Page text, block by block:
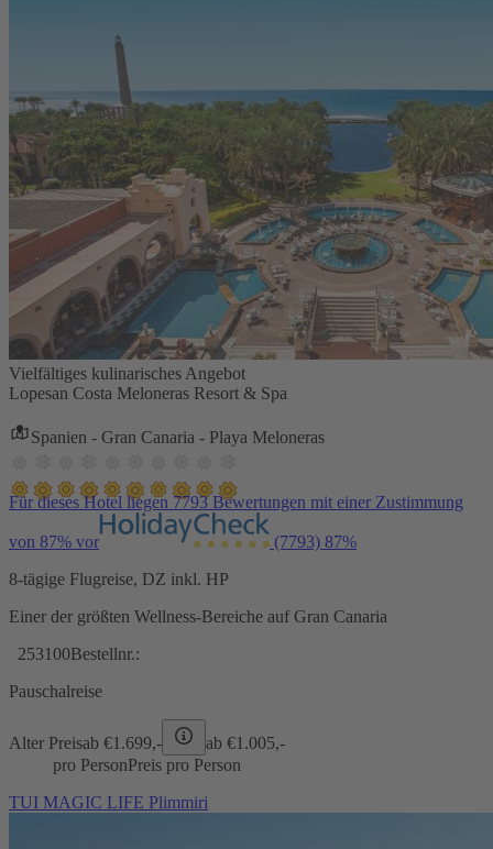
Vielfältiges kulinarisches Angebot
Lopesan Costa Meloneras Resort & Spa
Spanien - Gran Canaria - Playa Meloneras
Für dieses Hotel liegen 7793 Bewertungen mit einer Zustimmung
von 87% vor (7793) 87%
8-tägige Flugreise, DZ inkl. HP
Einer der größten Wellness-Bereiche auf Gran Canaria
253100Bestellnr.:
Pauschalreise
Alter Preisab €1.699,- ab €1.005,-
pro PersonPreis pro Person
TUI MAGIC LIFE Plimmiri